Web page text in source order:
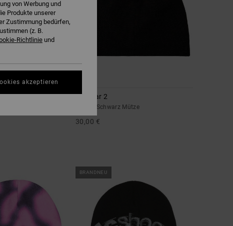
Big Star 2
Unisex Schwarz Mütze
30,00 €
BRANDNEU
von Werbung und
Produkte unserer
Zustimmung bedürfen,
(z. B.
Richtlinie und
akzeptieren